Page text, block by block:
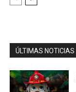
ÚLTIMAS NOTICIAS